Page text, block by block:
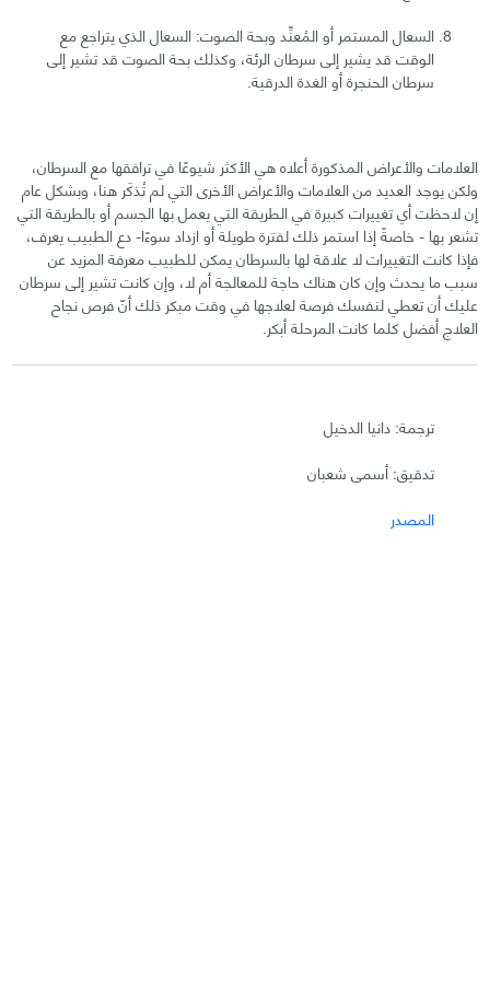
السعال المستمر أو المُعنِّد وبحة الصوت: السعال الذي يتراجع مع
الوقت قد يشير إلى سرطان الرئة، وكذلك بحة الصوت قد تشير إلى
سرطان الحنجرة أو الغدة الدرقية.
العلامات والأعراض المذكورة أعلاه هي الأكثر شيوعًا في ترافقها مع السرطان،
ولكن يوجد العديد من العلامات والأعراض الأخرى التي لم تُذكَر هنا، وبشكل عام
إن لاحظت أي تغييرات كبيرة في الطريقة التي يعمل بها الجسم أو بالطريقة التي
تشعر بها - خاصةً إذا استمر ذلك لفترة طويلة أو ازداد سوءًا- دع الطبيب يعرف،
فإذا كانت التغييرات لا علاقة لها بالسرطان يمكن للطبيب معرفة المزيد عن
سبب ما يحدث وإن كان هناك حاجة للمعالجة أم لا، وإن كانت تشير إلى سرطان
عليك أن تعطي لنفسك فرصة لعلاجها في وقت مبكر ذلك أنّ فرص نجاح
العلاج أفضل كلما كانت المرحلة أبكر.
ترجمة: دانيا الدخيل
تدقيق: أسمى شعبان
المصدر